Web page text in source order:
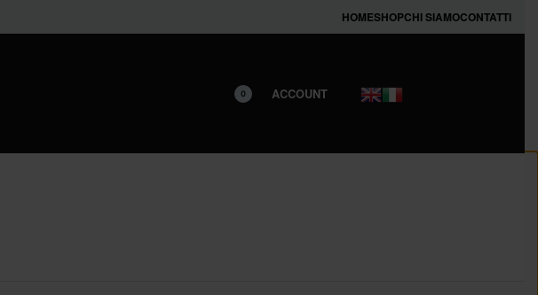
HOMESHOPCHI SIAMOCONTATTI
0 ACCOUNT